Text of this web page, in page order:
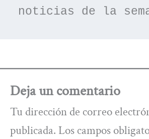
noticias de la
Deja un comentario
Tu dirección de correo
publicada. Los campos